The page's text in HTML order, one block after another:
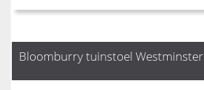
Bloomburry tuinstoel Westminster